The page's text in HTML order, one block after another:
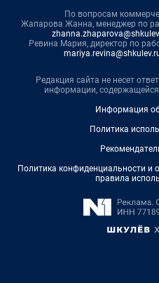
По вопросам
Жапарова Жанна, менеджер по
Ревина Мария, директор по
Редакция сайта не несет
информации,
Информация
Политика
Политика конфиденциальности и
правила